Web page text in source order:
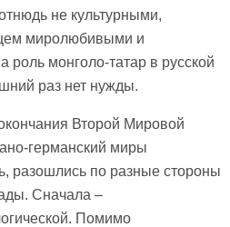
не культурными,
миролюбивыми и
монголо-татар в русской
раз нет нужды.
Второй Мировой
германский миры
разошлись по разные стороны
Сначала –
Помимо